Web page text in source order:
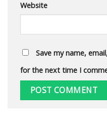
Website
Save my name,
for the next time I